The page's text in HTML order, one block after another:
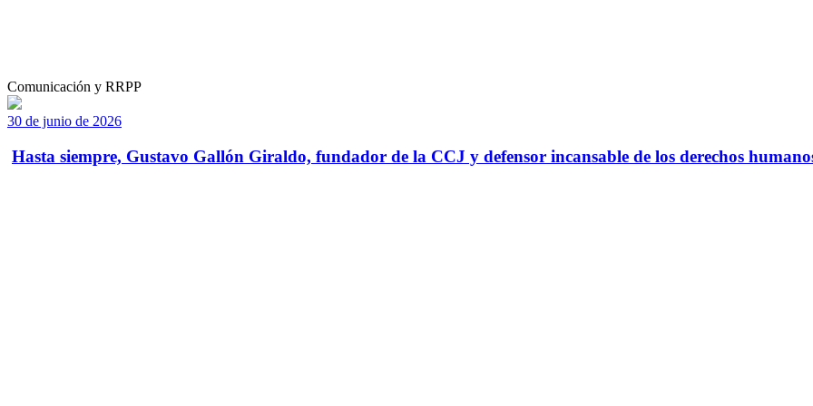
Comunicación y RRPP
30 de junio de 2026
Hasta siempre, Gustavo Gallón Giraldo, fundador de la CCJ y defensor incansable de los derechos